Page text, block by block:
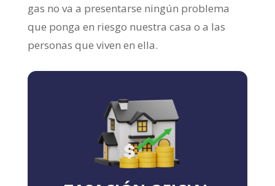
gas no va a presentarse ningún problema
que ponga en riesgo nuestra casa o a las
personas que viven en ella.